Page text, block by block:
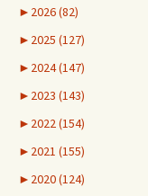
► 2026 (82)
► 2025 (127)
► 2024 (147)
► 2023 (143)
► 2022 (154)
► 2021 (155)
► 2020 (124)